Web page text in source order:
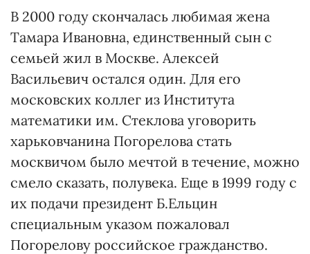
В 2000 году скончалась любимая жена
Тамара Ивановна, единственный сын с
семьей жил в Москве. Алексей
Васильевич остался один. Для его
московских коллег из Института
математики им. Стеклова уговорить
харьковчанина Погорелова стать
москвичом было мечтой в течение, можно
смело сказать, полувека. Еще в 1999 году с
их подачи президент Б.Ельцин
специальным указом пожаловал
Погорелову российское гражданство.